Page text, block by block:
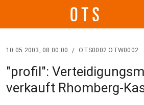
10.05.2003, 08:00:00 / OTS0002 OTW0002
"profil":
verkauft Rhomberg-